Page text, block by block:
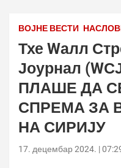
ВОЈНЕ ВЕСТИ
Тхе Wалл
Јоурнал
ПЛАШЕ ДА
СПРЕМА ЗА
НА СИРИЈУ
17. децембар 2024. |